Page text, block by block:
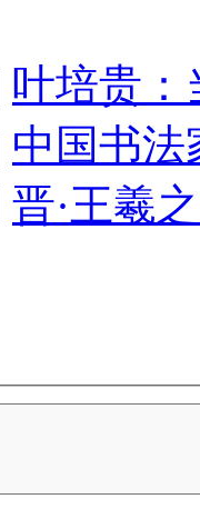
叶培贵：
中国书法
晋·王羲